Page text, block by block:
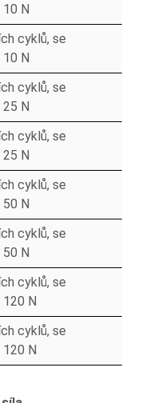
N
cyklů, se
N
cyklů, se
N
cyklů, se
N
cyklů, se
N
cyklů, se
N
cyklů, se
N
cyklů, se
N